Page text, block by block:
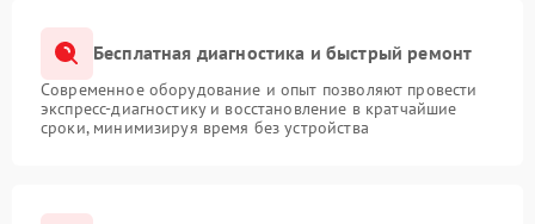
Бесплатная диагностика и быстрый ремонт
Современное оборудование и опыт позволяют провести
экспресс-диагностику и восстановление в кратчайшие
сроки, минимизируя время без устройства